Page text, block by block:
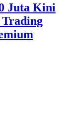
Juta Kini